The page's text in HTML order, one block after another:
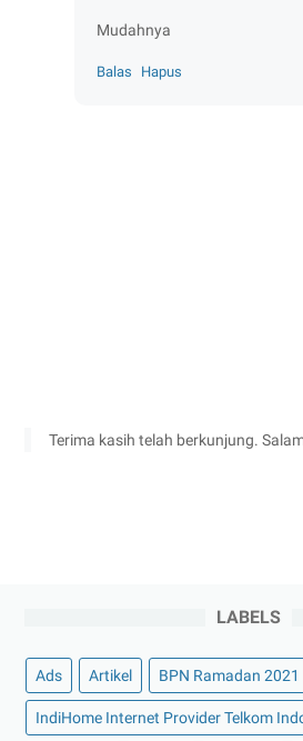
Mudahnya
Balas Hapus
Terima kasih telah berkunjung.
LABELS
Ads Artikel BPN Ramadan 2021
IndiHome Internet Provider Telkom